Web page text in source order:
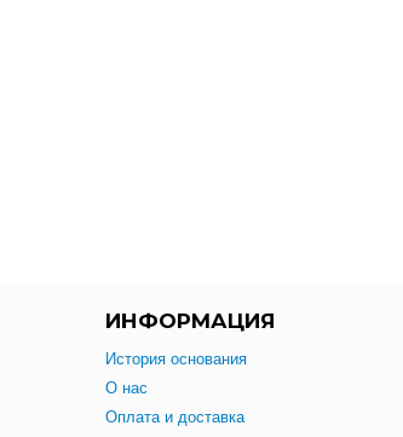
ИНФОРМАЦИЯ
История основания
О нас
Оплата и доставка